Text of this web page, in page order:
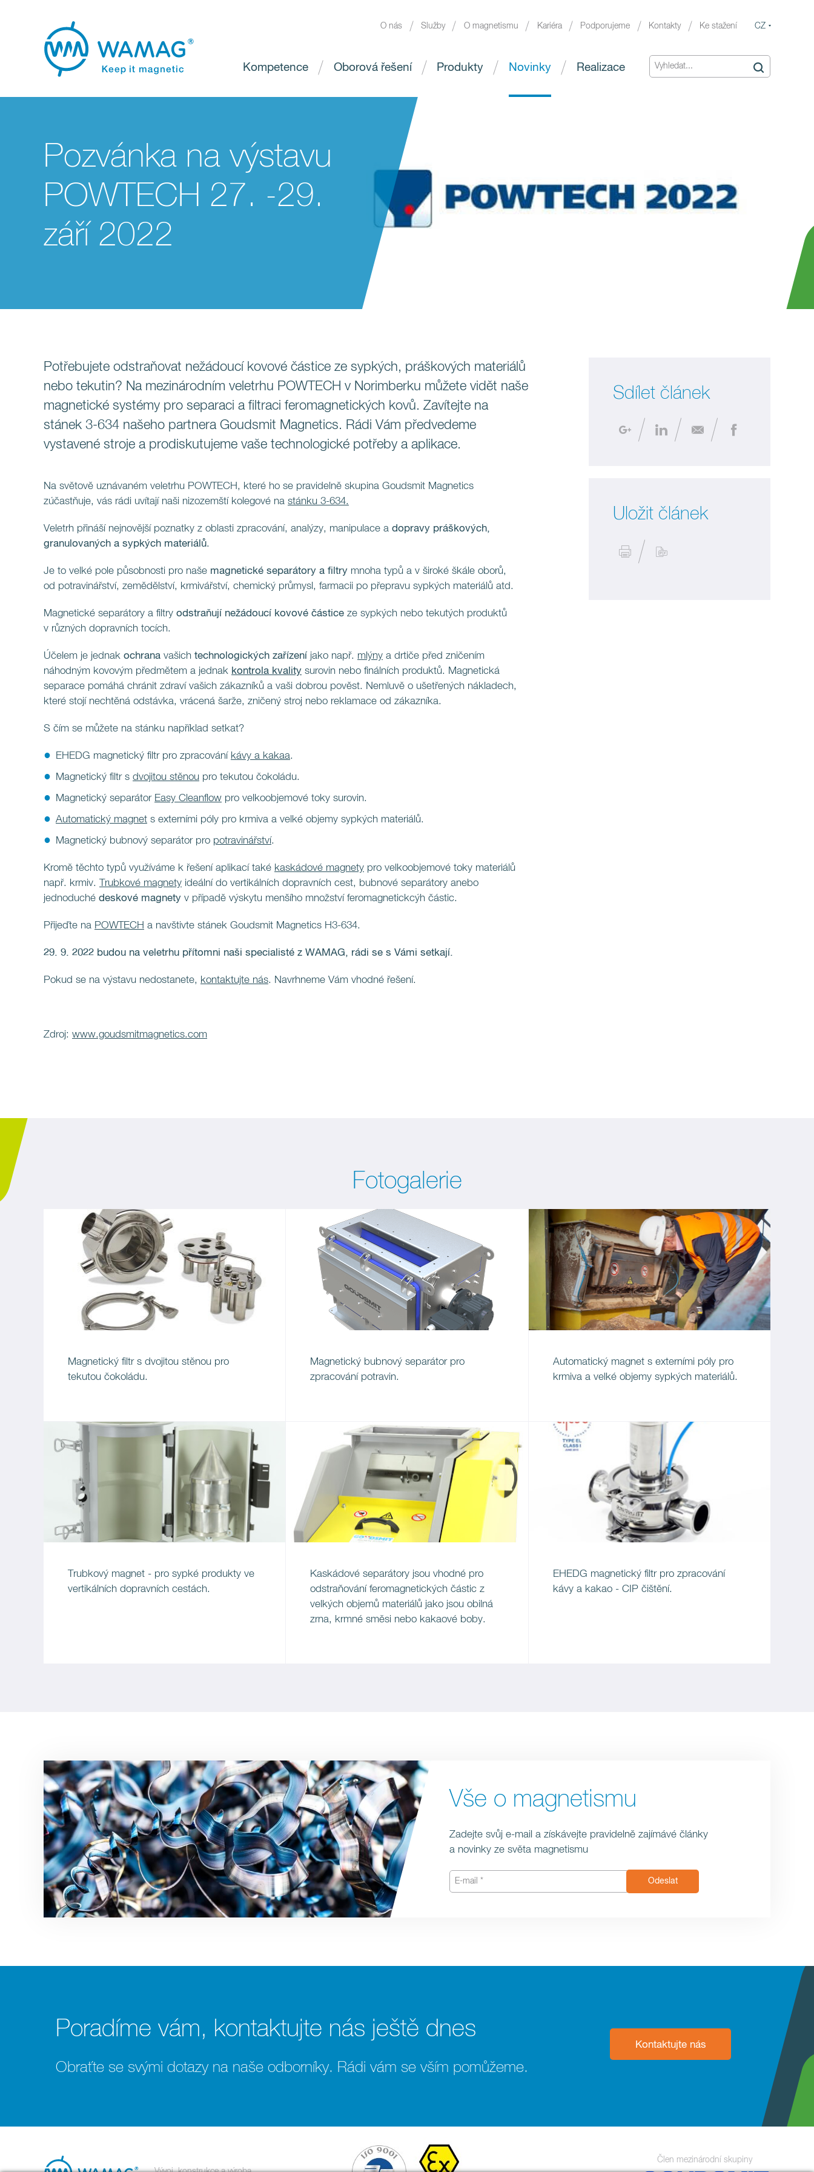
Kompetence Oborová řešení Produkty Novinky Realizace
O nás Služby O magnetismu Kariéra Podporujeme Kontakty Ke stažení CZ
Pozvánka na výstavu
POWTECH 27. -29.
září 2022
Potřebujete odstraňovat nežádoucí kovové částice ze sypkých, práškových materiálů
nebo tekutin? Na mezinárodním veletrhu POWTECH v Norimberku můžete vidět naše
magnetické systémy pro separaci a filtraci feromagnetických kovů. Zavítejte na
stánek 3-634 našeho partnera Goudsmit Magnetics. Rádi Vám předvedeme
vystavené stroje a prodiskutujeme vaše technologické potřeby a aplikace.
Na světově uznávaném veletrhu POWTECH, které ho se pravidelně skupina Goudsmit Magnetics
zúčastňuje, vás rádi uvítají naši nizozemští kolegové na stánku 3-634.
Veletrh přináší nejnovější poznatky z oblasti zpracování, analýzy, manipulace a dopravy práškových,
granulovaných a sypkých materiálů.
Je to velké pole působnosti pro naše magnetické separátory a filtry mnoha typů a v široké škále oborů,
od potravinářství, zemědělství, krmivářství, chemický průmysl, farmacii po přepravu sypkých materiálů atd.
Magnetické separátory a filtry odstraňují nežádoucí kovové částice ze sypkých nebo tekutých produktů
v různých dopravních tocích.
Účelem je jednak ochrana vašich technologických zařízení jako např. mlýny a drtiče před zničením
náhodným kovovým předmětem a jednak kontrola kvality surovin nebo finálních produktů. Magnetická
separace pomáhá chránit zdraví vašich zákazníků a vaši dobrou pověst. Nemluvě o ušetřených nákladech,
které stojí nechtěná odstávka, vrácená šarže, zničený stroj nebo reklamace od zákazníka.
S čím se můžete na stánku například setkat?
EHEDG magnetický filtr pro zpracování kávy a kakaa.
Magnetický filtr s dvojitou stěnou pro tekutou čokoládu.
Magnetický separátor Easy Cleanflow pro velkoobjemové toky surovin.
Automatický magnet s externími póly pro krmiva a velké objemy sypkých materiálů.
Magnetický bubnový separátor pro potravinářství.
Kromě těchto typů využíváme k řešení aplikací také kaskádové magnety pro velkoobjemové toky materiálů
např. krmiv.
Trubkové magnety ideální do vertikálních dopravních cest, bubnové separátory anebo
jednoduché deskové magnety v případě výskytu menšího množství feromagnetickcýh částic.
Přijeďte na POWTECH a navštivte stánek Goudsmit Magnetics H3-634.
29. 9. 2022 budou na veletrhu přítomni naši specialisté z WAMAG, rádi se s Vámi setkají.
Pokud se na výstavu nedostanete, kontaktujte nás. Navrhneme Vám vhodné řešení.
Zdroj: www.goudsmitmagnetics.com
Sdílet článek
Uložit článek
Fotogalerie
Magnetický filtr s dvojitou stěnou pro
tekutou čokoládu.
Magnetický bubnový separátor pro
zpracování potravin.
Automatický magnet s externími póly pro
krmiva a velké objemy sypkých materiálů.
Trubkový magnet - pro sypké produkty ve
vertikálních dopravních cestách.
Kaskádové separátory jsou vhodné pro
odstraňování feromagnetických částic z
velkých objemů materiálů jako jsou obilná
zrna, krmné směsi nebo kakaové boby.
EHEDG magnetický filtr pro zpracování
kávy a kakao - CIP čištění.
Vše o magnetismu
Zadejte svůj e-mail a získávejte pravidelně zajímávé články
a novinky ze světa magnetismu
Odeslat
Poradíme vám, kontaktujte nás ještě dnes
Obraťte se svými dotazy na naše odborníky. Rádi vám se vším pomůžeme.
Kontaktujte nás
Člen mezinárodní skupiny